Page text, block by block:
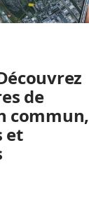
de
commun,
et